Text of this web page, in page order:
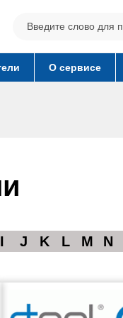
О сервисе
I J K L M N